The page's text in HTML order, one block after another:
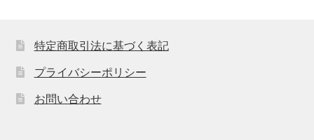
特定商取引法に基づく表記
プライバシーポリシー
お問い合わせ